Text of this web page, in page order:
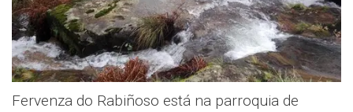
Fervenza do Rabiñoso está na parroquia de